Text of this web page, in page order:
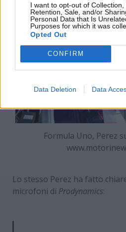
I want to opt-out of Collection,
Retention, Sale, and/or
Personal Data that Is
Purposes for which it was
Opted Out
CONFIRM
Data Deletion Data
Formula Uno, Perez
Lo stesso Perez ha fatto
microfoni di Prodynamics: